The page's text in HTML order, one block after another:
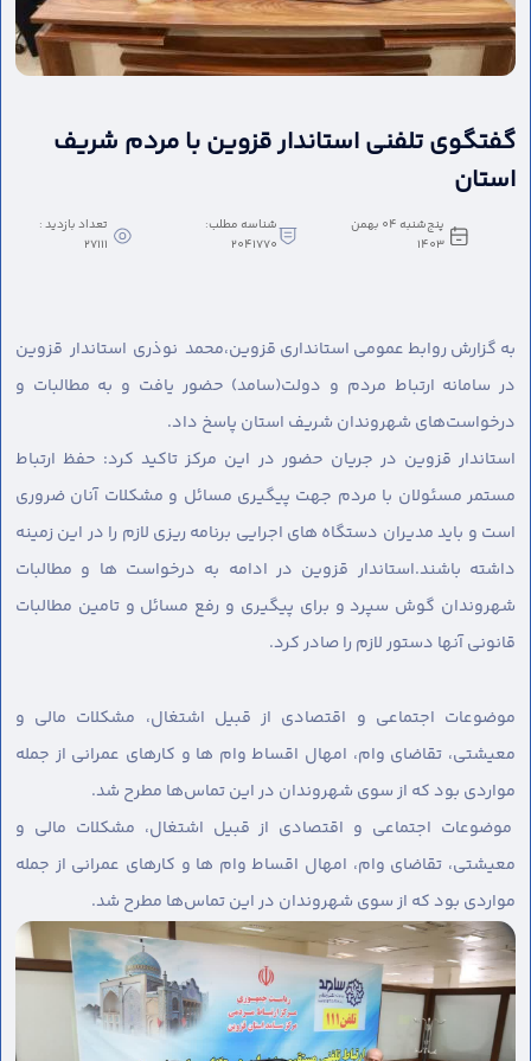
گفتگوی تلفنی استاندار قزوین با مردم شریف
استان
پنج‌شنبه 04 بهمن
1403
شناسه مطلب:
2041770
تعداد بازدید :
27111
به گزارش روابط عمومی استانداری قزوین،محمد نوذری استاندار قزوین
در سامانه ارتباط مردم و دولت(سامد) حضور یافت و به مطالبات و
درخواست‌های شهروندان شریف استان پاسخ داد.
استاندار قزوین در جریان حضور در این مرکز تاکید کرد: حفظ ارتباط
مستمر مسئولان با مردم جهت پیگیری مسائل و مشکلات آنان ضروری
است و باید مدیران دستگاه های اجرایی برنامه ریزی لازم را در این زمینه
داشته باشند.استاندار قزوین در ادامه به درخواست ها و مطالبات
شهروندان گوش سپرد و برای پیگیری و رفع مسائل و تامین مطالبات
قانونی آنها دستور لازم را صادر کرد.
موضوعات اجتماعی و اقتصادی از قبیل اشتغال، مشکلات مالی و
معیشتی، تقاضای وام، امهال اقساط وام ها و کارهای عمرانی از جمله
مواردی بود که از سوی شهروندان در این تماس‌ها مطرح شد.
موضوعات اجتماعی و اقتصادی از قبیل اشتغال، مشکلات مالی و
معیشتی، تقاضای وام، امهال اقساط وام ها و کارهای عمرانی از جمله
مواردی بود که از سوی شهروندان در این تماس‌ها مطرح شد.